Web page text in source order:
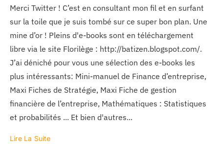
Merci Twitter ! C’est en consultant mon fil et en surfant
sur la toile que je suis tombé sur ce super bon plan. Une
mine d’or ! Pleins d'e-books sont en téléchargement
libre via le site Florilège : http://batizen.blogspot.com/.
J’ai déniché pour vous une sélection des e-books les
plus intéressants: Mini-manuel de Finance d’entreprise,
Maxi Fiches de Stratégie, Maxi Fiche de gestion
financière de l’entreprise, Mathématiques : Statistiques
et probabilités ... Et bien d'autres...
Lire La Suite